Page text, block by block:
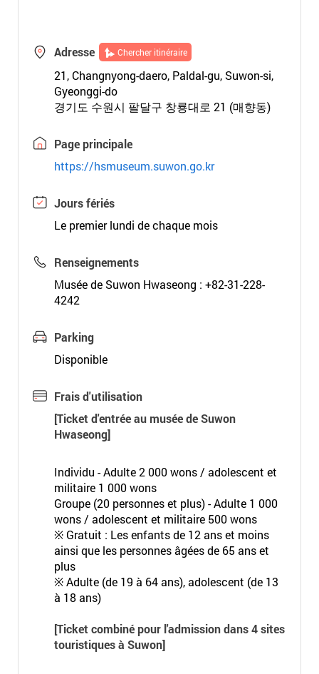
Adresse Chercher itinéraire
21, Changnyong-daero, Paldal-gu, Suwon-si,
Gyeonggi-do
경기도 수원시 팔달구 창룡대로 21 (매향동)
Page principale
https://hsmuseum.suwon.go.kr
Jours fériés
Le premier lundi de chaque mois
Renseignements
Musée de Suwon Hwaseong : +82-31-228-
4242
Parking
Disponible
Frais d'utilisation
[Ticket d'entrée au musée de Suwon
Hwaseong]
Individu - Adulte 2 000 wons / adolescent et
militaire 1 000 wons
Groupe (20 personnes et plus) - Adulte 1 000
wons / adolescent et militaire 500 wons
※ Gratuit : Les enfants de 12 ans et moins
ainsi que les personnes âgées de 65 ans et
plus
※ Adulte (de 19 à 64 ans), adolescent (de 13
à 18 ans)
[Ticket combiné pour l'admission dans 4 sites
touristiques à Suwon]